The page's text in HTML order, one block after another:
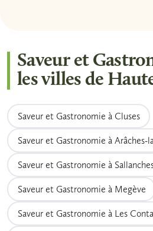
Saveur et
les villes de
Saveur et Gastronomie à Cluses
Saveur et Gastronomie à Arâches-
Saveur et Gastronomie à
Saveur et Gastronomie à Megève
Saveur et Gastronomie à Les